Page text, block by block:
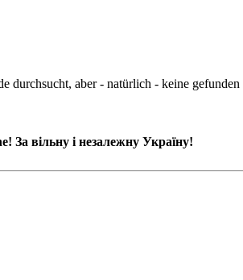
durchsucht, aber - natürlich - keine gefunden
За вільну і незалежну Україну!